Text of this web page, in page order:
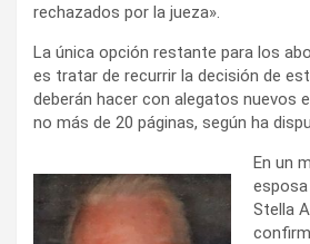
rechazados por la jueza».
La única opción restante para los
es tratar de recurrir la decisión de
deberán hacer con alegatos nuevos
no más de 20 páginas, según ha
En un
Stella